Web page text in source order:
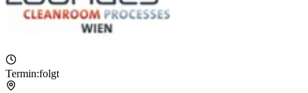
Termin:folgt